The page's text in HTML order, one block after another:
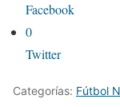
Facebook
0
Twitter
Categorías: Fútbol